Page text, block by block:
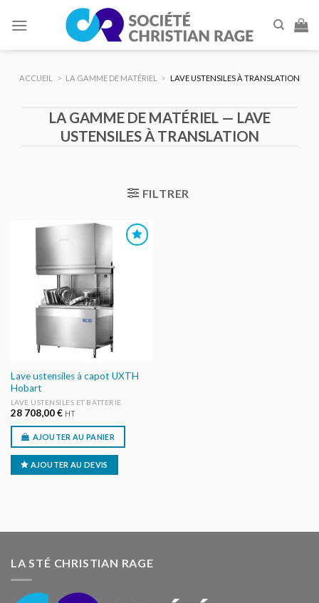
ACCUEIL > LA GAMME DE MATÉRIEL > LAVE USTENSILES À TRANSLATION
LA GAMME DE MATÉRIEL — LAVE
USTENSILES À TRANSLATION
FILTRER
AU DEVIS
Lave ustensiles à capot UXTH
Hobart
LAVE USTENSILES ET BATTERIE
28 708,00€ HT
AJOUTER AU PANIER
AJOUTER AU DEVIS
LA STÉ CHRISTIAN RAGE